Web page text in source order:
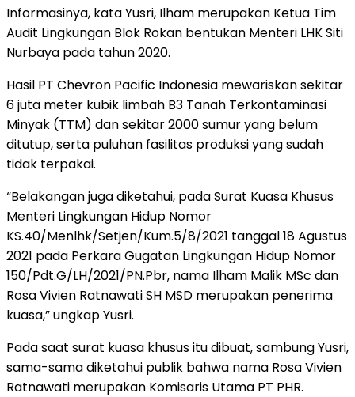
Informasinya, kata Yusri, Ilham merupakan Ketua Tim
Audit Lingkungan Blok Rokan bentukan Menteri LHK Siti
Nurbaya pada tahun 2020.
Hasil PT Chevron Pacific Indonesia mewariskan sekitar
6 juta meter kubik limbah B3 Tanah Terkontaminasi
Minyak (TTM) dan sekitar 2000 sumur yang belum
ditutup, serta puluhan fasilitas produksi yang sudah
tidak terpakai.
“Belakangan juga diketahui, pada Surat Kuasa Khusus
Menteri Lingkungan Hidup Nomor
KS.40/Menlhk/Setjen/Kum.5/8/2021 tanggal 18 Agustus
2021 pada Perkara Gugatan Lingkungan Hidup Nomor
150/Pdt.G/LH/2021/PN.Pbr, nama Ilham Malik MSc dan
Rosa Vivien Ratnawati SH MSD merupakan penerima
kuasa,” ungkap Yusri.
Pada saat surat kuasa khusus itu dibuat, sambung Yusri,
sama-sama diketahui publik bahwa nama Rosa Vivien
Ratnawati merupakan Komisaris Utama PT PHR.